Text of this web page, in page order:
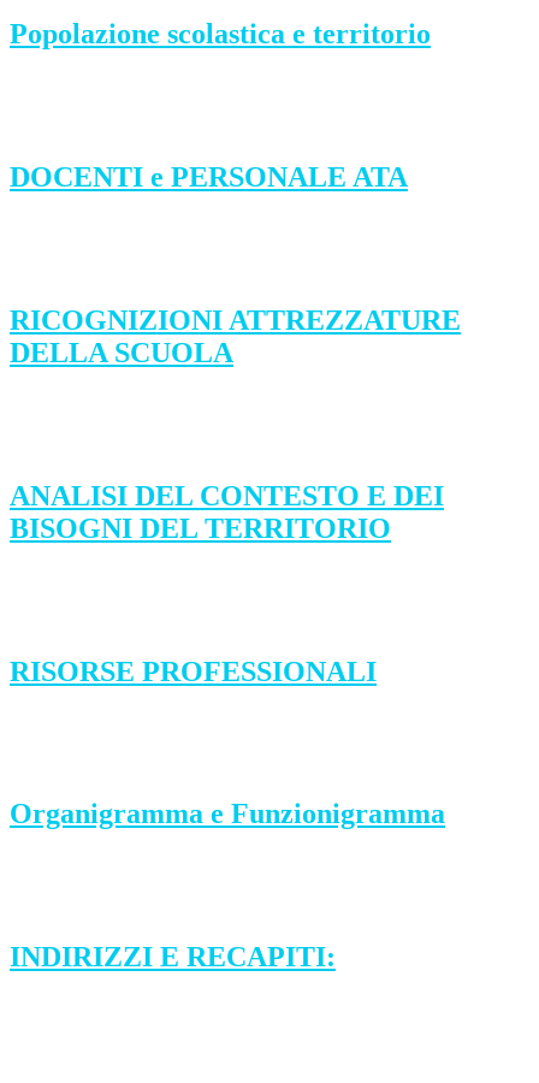
Popolazione scolastica e territorio
DOCENTI e PERSONALE ATA
RICOGNIZIONI ATTREZZATURE
DELLA SCUOLA
ANALISI DEL CONTESTO E DEI
BISOGNI DEL TERRITORIO
RISORSE PROFESSIONALI
Organigramma e Funzionigramma
INDIRIZZI E RECAPITI: